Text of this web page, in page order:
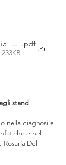
.pdf
stand
nella diagnosi e
e nel
Rosaria Del